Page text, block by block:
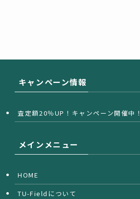
キャンペーン情報
査定額20％UP！キャンペーン開催中！
メインメニュー
HOME
TU-Fieldについて